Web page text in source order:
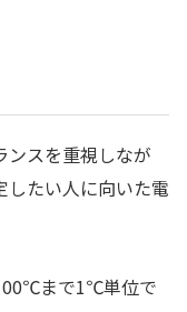
ンスを重視しなが
したい人に向いた電
まで1℃単位で